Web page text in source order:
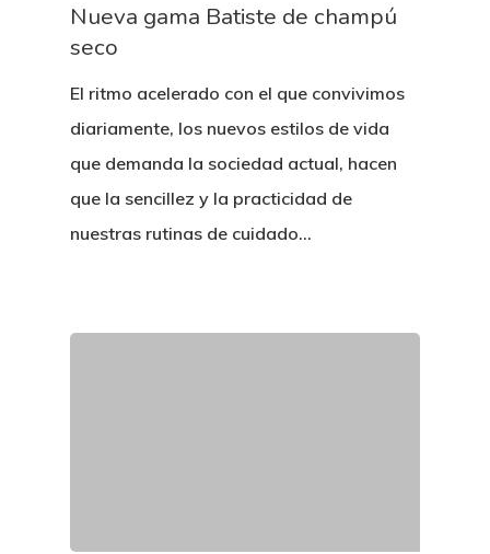
Nueva gama Batiste de champú
seco
El ritmo acelerado con el que convivimos
diariamente, los nuevos estilos de vida
que demanda la sociedad actual, hacen
que la sencillez y la practicidad de
nuestras rutinas de cuidado…